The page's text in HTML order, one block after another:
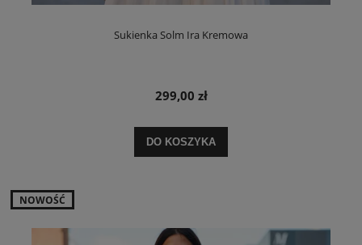
Sukienka Solm Ira Kremowa
299,00 zł
DO KOSZYKA
NOWOŚĆ